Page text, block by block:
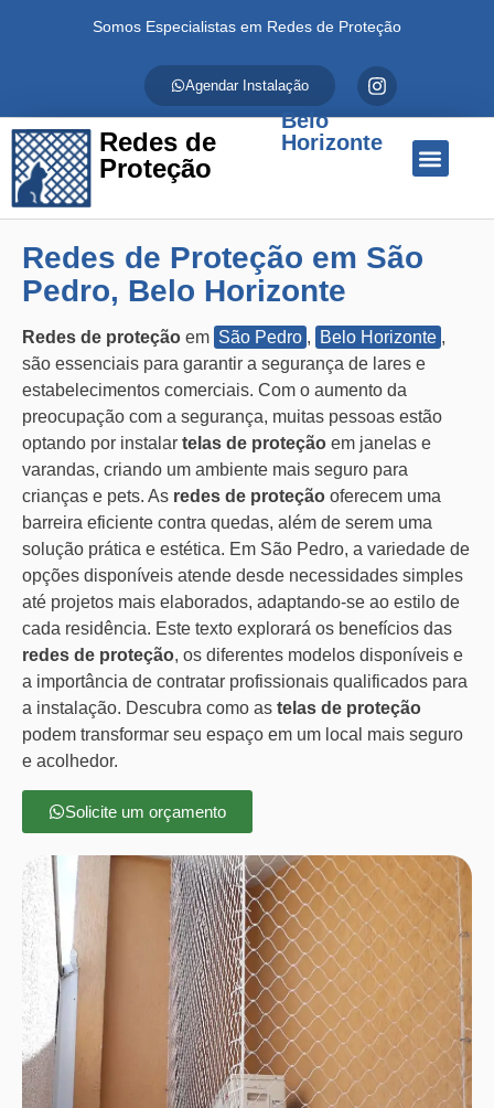
Somos Especialistas em Redes de Proteção
Agendar Instalação
Redes de
Proteção
Belo
Horizonte
Redes de Proteção em São
Pedro, Belo Horizonte
Redes de proteção em São Pedro , Belo Horizonte ,
são essenciais para garantir a segurança de lares e
estabelecimentos comerciais. Com o aumento da
preocupação com a segurança, muitas pessoas estão
optando por instalar telas de proteção em janelas e
varandas, criando um ambiente mais seguro para
crianças e pets. As redes de proteção oferecem uma
barreira eficiente contra quedas, além de serem uma
solução prática e estética. Em São Pedro, a variedade de
opções disponíveis atende desde necessidades simples
até projetos mais elaborados, adaptando-se ao estilo de
cada residência. Este texto explorará os benefícios das
redes de proteção, os diferentes modelos disponíveis e
a importância de contratar profissionais qualificados para
a instalação. Descubra como as telas de proteção
podem transformar seu espaço em um local mais seguro
e acolhedor.
Solicite um orçamento